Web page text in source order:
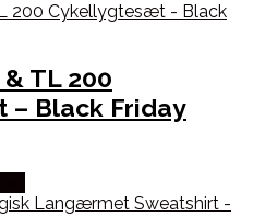
TL 200
Black Friday